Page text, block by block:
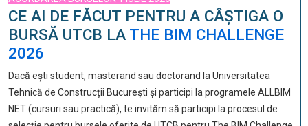
CE AI DE FĂCUT PENTRU A CÂȘTIGA O
BURSĂ UTCB LA THE BIM CHALLENGE
2026
Dacă ești student, masterand sau doctorand la Universitatea
Tehnică de Construcții București și participi la programele ALLBIM
NET (cursuri sau practică), te invităm să participi la procesul de